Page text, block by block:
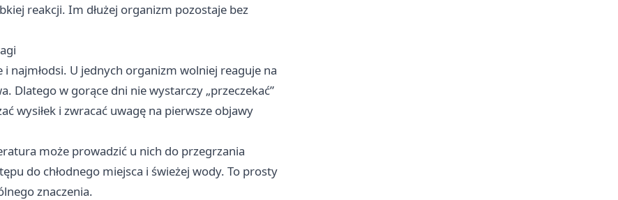
reakcji. Im dłużej organizm pozostaje bez
najmłodsi. U jednych organizm wolniej reaguje na
Dlatego w gorące dni nie wystarczy „przeczekać”
wysiłek i zwracać uwagę na pierwsze objawy
może prowadzić u nich do przegrzania
do chłodnego miejsca i świeżej wody. To prosty
znaczenia.